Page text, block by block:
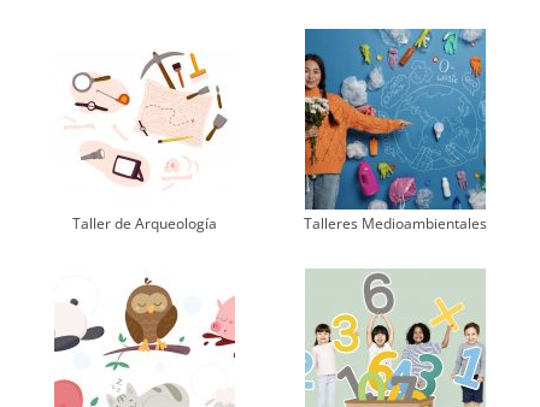
Taller de Arqueología Talleres Medioambientales